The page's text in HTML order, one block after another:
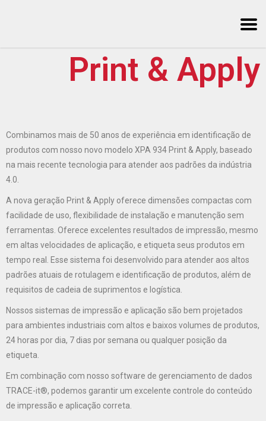
Print & Apply
Combinamos mais de 50 anos de experiência em identificação de
produtos com nosso novo modelo XPA 934 Print & Apply, baseado
na mais recente tecnologia para atender aos padrões da indústria
4.0.
A nova geração Print & Apply oferece dimensões compactas com
facilidade de uso, flexibilidade de instalação e manutenção sem
ferramentas. Oferece excelentes resultados de impressão, mesmo
em altas velocidades de aplicação, e etiqueta seus produtos em
tempo real. Esse sistema foi desenvolvido para atender aos altos
padrões atuais de rotulagem e identificação de produtos, além de
requisitos de cadeia de suprimentos e logística.
Nossos sistemas de impressão e aplicação são bem projetados
para ambientes industriais com altos e baixos volumes de produtos,
24 horas por dia, 7 dias por semana ou qualquer posição da
etiqueta.
Em combinação com nosso software de gerenciamento de dados
TRACE-it®, podemos garantir um excelente controle do conteúdo
de impressão e aplicação correta.